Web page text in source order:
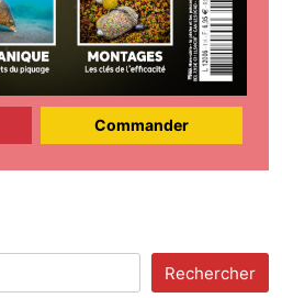
Commander
Rechercher